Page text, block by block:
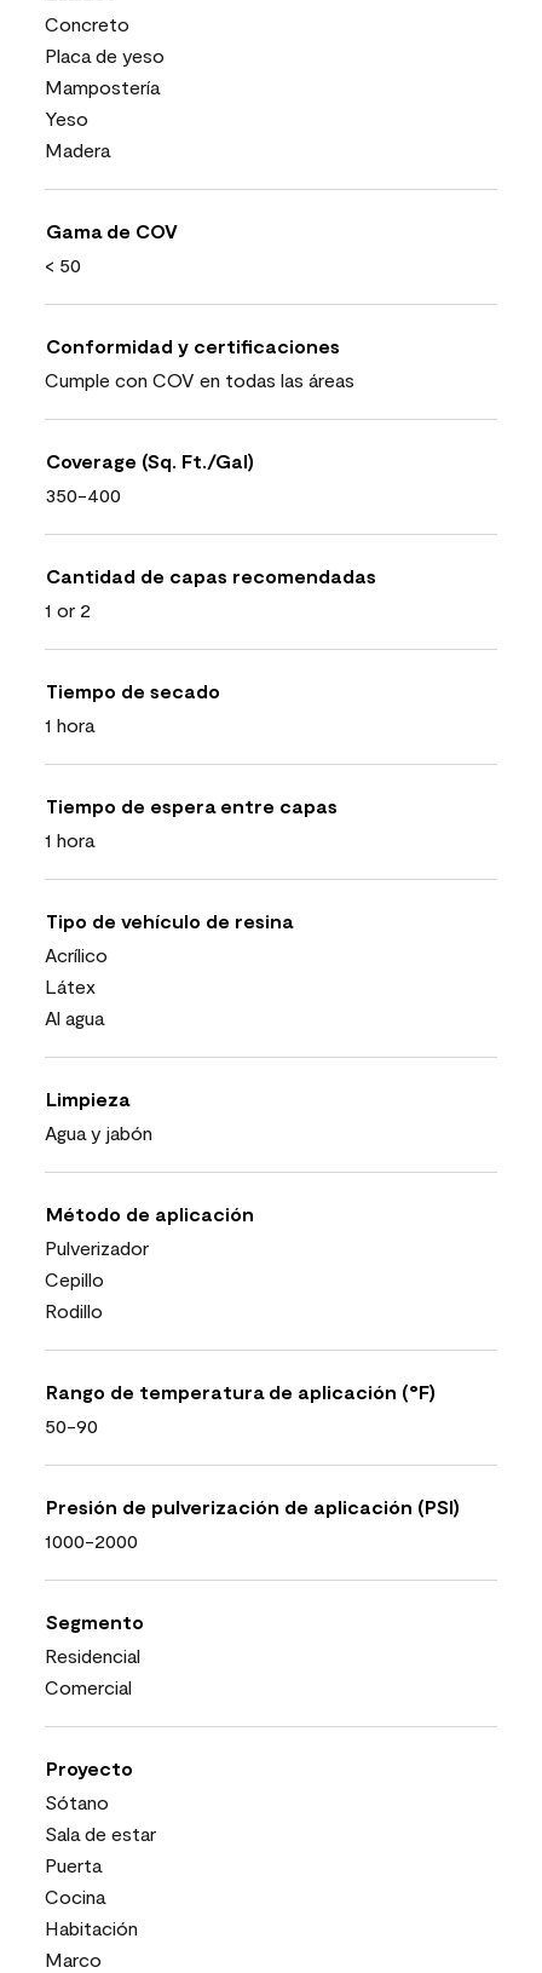
Concreto
Placa de yeso
Mampostería
Yeso
Madera
Gama de COV
< 50
Conformidad y certificaciones
Cumple con COV en todas las áreas
Coverage (Sq. Ft./Gal)
350-400
Cantidad de capas recomendadas
1 or 2
Tiempo de secado
1 hora
Tiempo de espera entre capas
1 hora
Tipo de vehículo de resina
Acrílico
Látex
Al agua
Limpieza
Agua y jabón
Método de aplicación
Pulverizador
Cepillo
Rodillo
Rango de temperatura de aplicación (°F)
50-90
Presión de pulverización de aplicación (PSI)
1000-2000
Segmento
Residencial
Comercial
Proyecto
Sótano
Sala de estar
Puerta
Cocina
Habitación
Marco